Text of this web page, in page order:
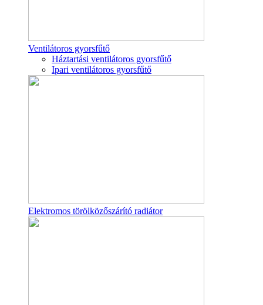
Ventilátoros gyorsfűtő
Háztartási ventilátoros gyorsfűtő
Ipari ventilátoros gyorsfűtő
Elektromos törölközőszárító radiátor